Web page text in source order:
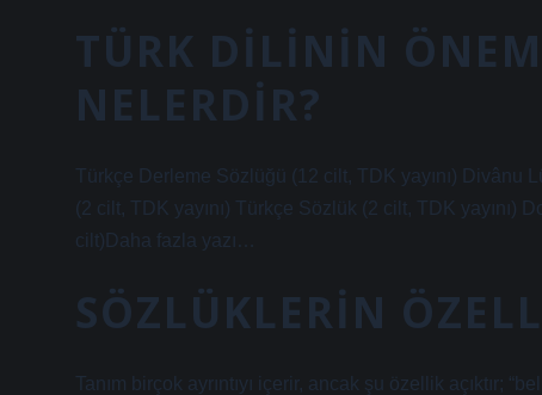
TÜRK DILININ
NELERDIR?
Türkçe Derleme Sözlüğü (12 cilt, TDK yayını) Divânu
(2 cilt, TDK yayını) Türkçe Sözlük (2 cilt, TDK yayını)
cilt)Daha fazla yazı…
SÖZLÜKLERIN
Tanım birçok ayrıntıyı içerir, ancak şu özellik açıktır;